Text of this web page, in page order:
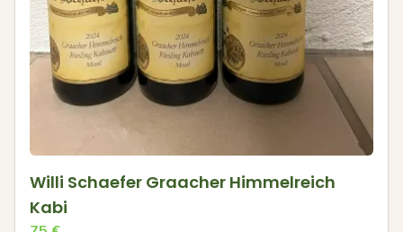
Willi Schaefer Graacher Himmelreich
Kabi